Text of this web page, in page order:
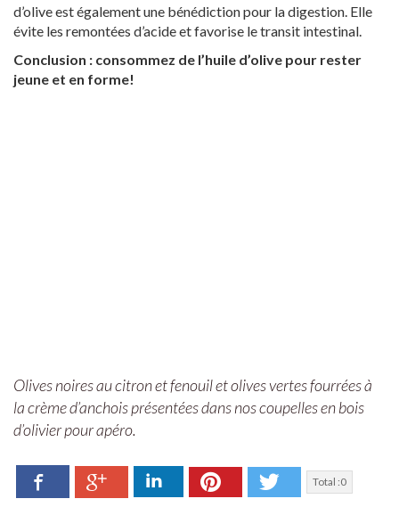
d’olive est également une bénédiction pour la digestion. Elle
évite les remontées d’acide et favorise le transit intestinal.
Conclusion : consommez de l’huile d’olive pour rester
jeune et en forme!
Olives noires au citron et fenouil et olives vertes fourrées à
la crème d’anchois présentées dans nos coupelles en bois
d’olivier pour apéro.
Facebook Google+ LinkedIn Pinterest Twitter
Total :0